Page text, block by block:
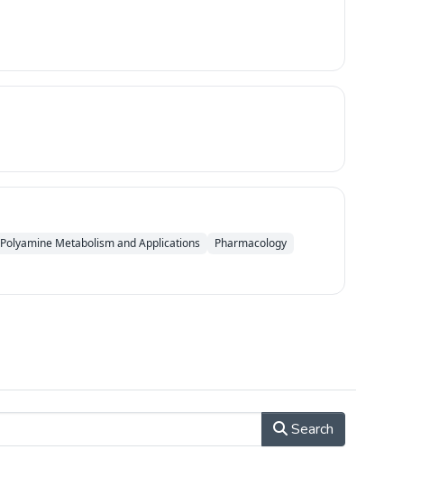
Polyamine Metabolism and Applications
Pharmacology
Search